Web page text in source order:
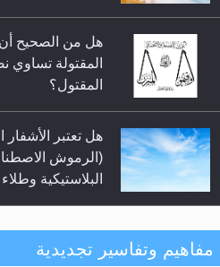
هل من الصحيح أن
المقتولة تساوي
المقتول؟
هل تعتبر الأشفار
(الرموش
البلاستيكية
هل يُحسب حول
الميلادية أو
مفاهيم وتفاسير تجديدية